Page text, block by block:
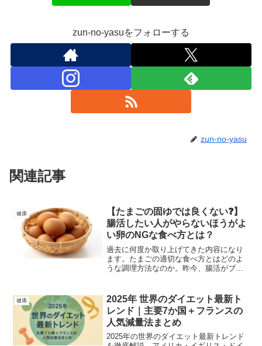
zun-no-yasuをフォローする
zun-no-yasu
関連記事
健康
【たまごの固ゆでは良くない❓】
腸活したい人がやらないほうがよ
い卵のNGな食べ方とは？
過去に何度か取り上げてきた内容になり
ます。たまごの適切な食べ方とはどのよ
うな調理方法なのか。昨今、腸活がブー
思います。そんな食べ方によっては効果
が変化してしまうたまごについて解説し
ています。
健康
2025年 世界のダイエット最新ト
レンド｜主要7か国＋フランスの
人気減量法まとめ
2025年の世界のダイエット最新トレンド